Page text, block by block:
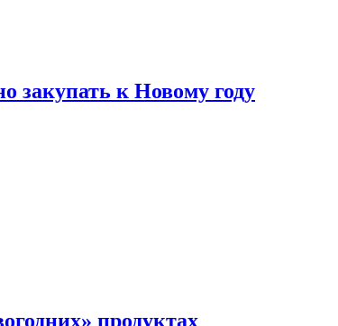
закупать к Новому году
продуктах